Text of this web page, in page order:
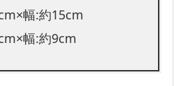
幅:約15cm
幅:約9cm